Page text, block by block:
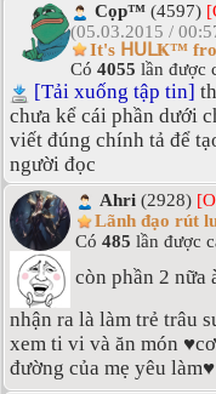
Cọp™ (4597)
(05.03.2015 /
It's ᕼᑌᒪҜ™
Có 4055 lần được
[Tải xuống tập tin]
chưa kể cái phần dưới
viết đúng chính tả để
người đọc
Ahri (2928)
Lãnh đạo rút
Có 485 lần được
còn phần 2 nữa
nhận ra là làm trẻ trâu
xem ti vi và ăn món
đường của mẹ yêu làm♥